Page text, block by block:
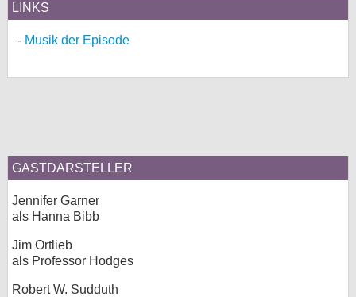
LINKS
Musik der Episode
GASTDARSTELLER
Jennifer Garner
als Hanna Bibb
Jim Ortlieb
als Professor Hodges
Robert W. Sudduth